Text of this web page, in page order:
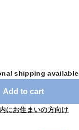
shipping available
Add to cart
にお住まいの方向け